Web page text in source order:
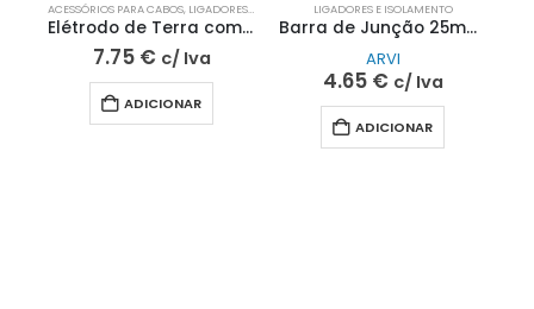
ACESSÓRIOS PARA CABOS, LIGADORES E ISOLAMENTO ,PROTEÇÃO EV
Elétrodo de Terra com 1,5 Metros
7.75 € c/ Iva
ADICIONAR
LIGADORES E ISOLAMENTO
Barra de Junção 25mm (Múltiplos de 12UN)| ARVI
ARVI
4.65 € c/ Iva
ADICIONAR